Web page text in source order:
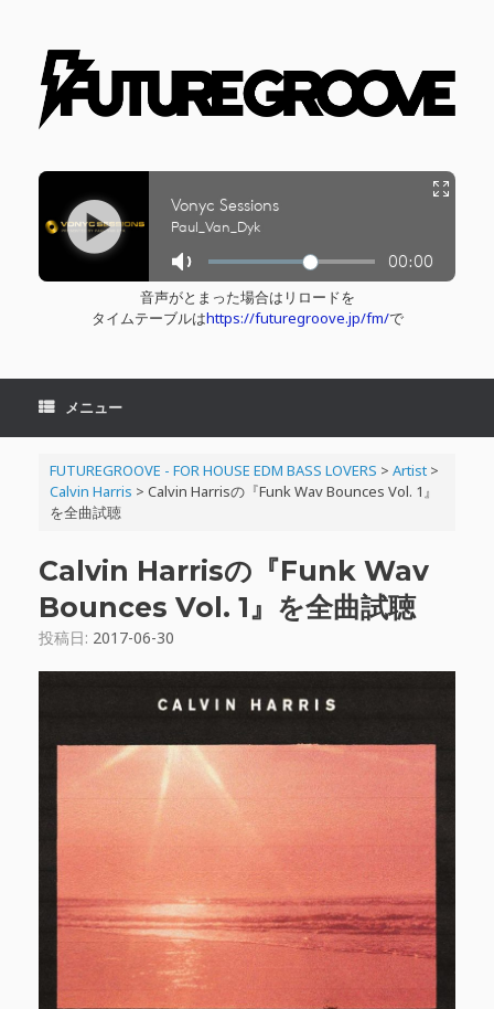
音声がとまった場合はリロードを
タイムテーブルはhttps://futuregroove.jp/fm/で
メニュー
FUTUREGROOVE - FOR HOUSE EDM BASS LOVERS > Artist>
Calvin Harris > Calvin Harrisの『Funk Wav Bounces Vol. 1』
を全曲試聴
Calvin Harrisの『Funk Wav
Bounces Vol. 1』を全曲試聴
投稿日: 2017-06-30